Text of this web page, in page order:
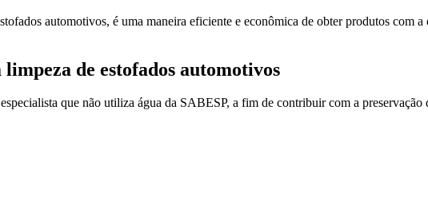
automotivos, é uma maneira eficiente e econômica de obter produtos com
de estofados automotivos
que não utiliza água da SABESP, a fim de contribuir com a